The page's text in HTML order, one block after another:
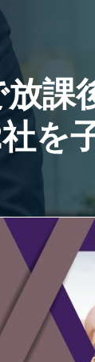
課
を